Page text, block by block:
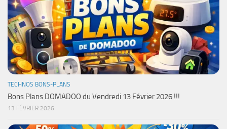
TECHNOS BONS-PLANS
Bons Plans DOMADOO du Vendredi 13 Février 2026 !!!
13 FÉVRIER 2026